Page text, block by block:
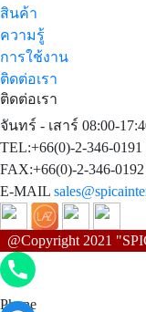
สินค้า
ความรู้
การใช้งาน
ติดต่อเรา
ติดต่อเรา
จันทร์ - เสาร์ 08:00-
TEL:+66(0)-2-346-0191
FAX:+66(0)-2-346-0192
E-MAIL
@Copyright 2021
Phone
Phone